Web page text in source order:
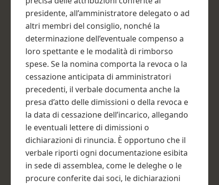
presidente, all’amministratore delegato o ad
altri membri del consiglio, nonché la
determinazione dell’eventuale compenso a
loro spettante e le modalità di rimborso
spese. Se la nomina comporta la revoca o la
cessazione anticipata di amministratori
precedenti, il verbale documenta anche la
presa d’atto delle dimissioni o della revoca e
la data di cessazione dell’incarico, allegando
le eventuali lettere di dimissioni o
dichiarazioni di rinuncia. È opportuno che il
verbale riporti ogni documentazione esibita
in sede di assemblea, come le deleghe o le
procure conferite dai soci, le dichiarazioni